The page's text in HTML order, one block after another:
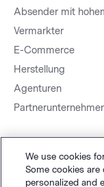
Absender mit
Vermarkter
E-Commerce
Herstellung
Agenturen
We use cookies
Some cookies
personalized and